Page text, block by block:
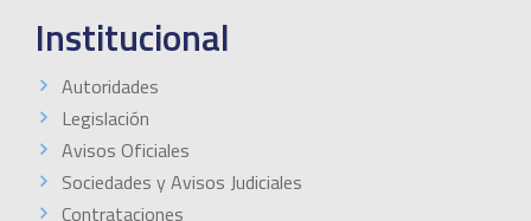
Institucional
Autoridades
Legislación
Avisos Oficiales
Sociedades y Avisos Judiciales
Contrataciones